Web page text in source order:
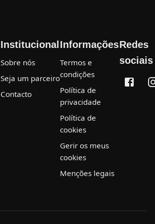
Institucional
Sobre nós
Seja um parceiro
Contacto
Informações
Termos e
condições
Política de
privacidade
Política de
cookies
Gerir os meus
cookies
Menções legais
Redes
sociais